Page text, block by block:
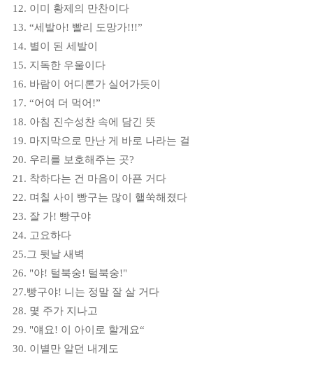
12. 이미 황제의 만찬이다
13. “세발아! 빨리 도망가!!!”
14. 별이 된 세발이
15. 지독한 우울이다
16. 바람이 어디론가 실어가듯이
17. “어여 더 먹어!”
18. 아침 진수성찬 속에 담긴 뜻
19. 마지막으로 만난 게 바로 나라는 걸
20. 우리를 보호해주는 곳?
21. 착하다는 건 마음이 아픈 거다
22. 며칠 사이 빵구는 많이 핼쑥해졌다
23. 잘 가! 빵구야
24. 고요하다
25.그 뒷날 새벽
26. "야! 털북숭! 털북숭!"
27.빵구야! 니는 정말 잘 살 거다
28. 몇 주가 지나고
29. "얘요! 이 아이로 할게요“
30. 이별만 알던 내게도